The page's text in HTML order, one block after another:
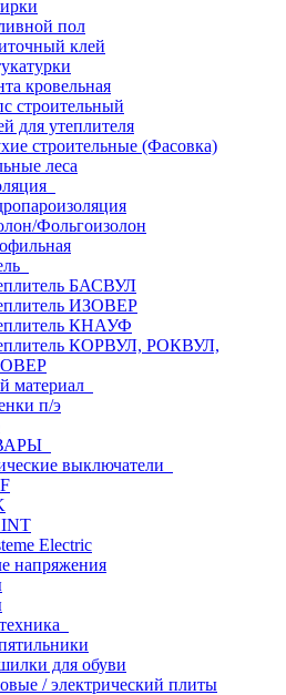
пол
клей
кровельная
строительный
для утеплителя
строительные (Фасовка)
леса
Фольгоизолон
БАСВУЛ
ИЗОВЕР
КНАУФ
КОРВУЛ, РОКВУЛ,
материал
п/э
выключатели
Electric
напряжения
для обуви
/ электрический плиты